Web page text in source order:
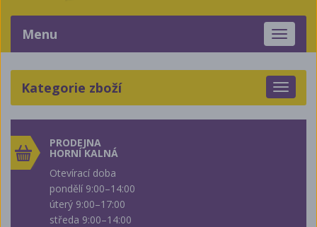
Toggle
Menu
Toggle
Kategorie zboží
PRODEJNA
HORNÍ KALNÁ
Otevírací doba
pondělí 9:00–14:00
úterý 9:00–17:00
středa 9:00–14:00